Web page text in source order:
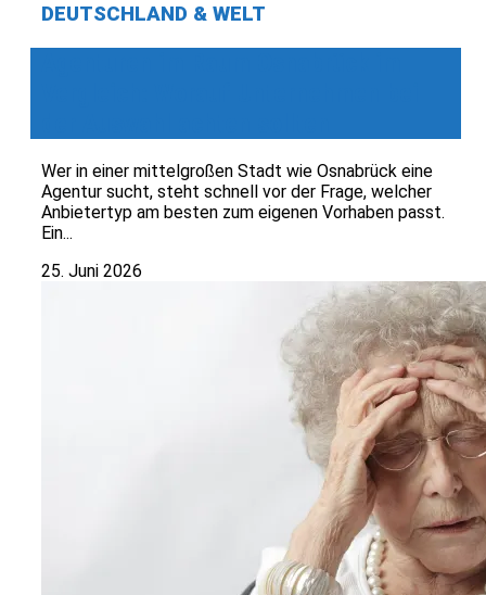
DEUTSCHLAND & WELT
Wer in einer mittelgroßen Stadt wie Osnabrück eine
Agentur sucht, steht schnell vor der Frage, welcher
Anbietertyp am besten zum eigenen Vorhaben passt.
Ein...
25. Juni 2026